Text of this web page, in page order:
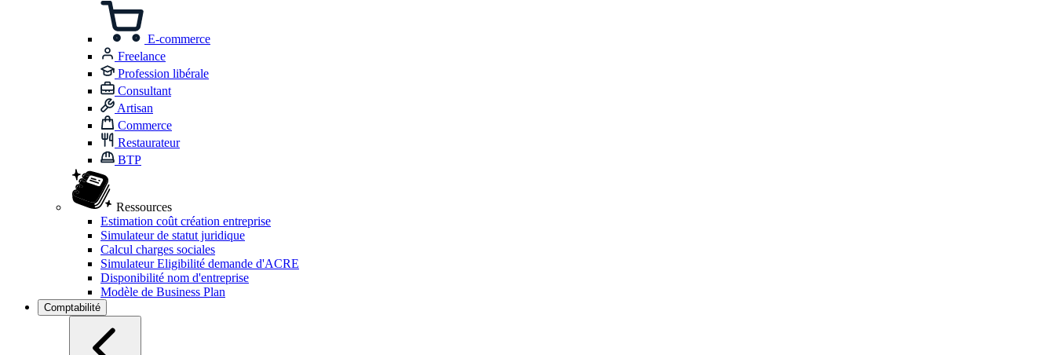
E-commerce
Freelance
Profession libérale
Consultant
Artisan
Commerce
Restaurateur
BTP
Ressources
Estimation coût création entreprise
Simulateur de statut juridique
Calcul charges sociales
Simulateur Eligibilité demande d'ACRE
Disponibilité nom d'entreprise
Modèle de Business Plan
Comptabilité